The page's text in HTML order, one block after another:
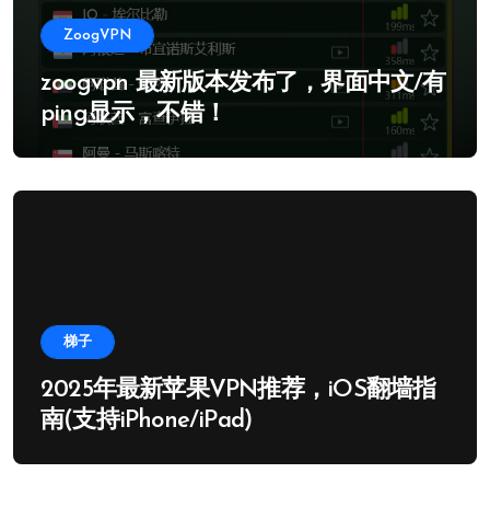
ZoogVPN
zoogvpn 最新版本发布了，界面中文/有
ping显示，不错！
梯子
2025年最新苹果VPN推荐，iOS翻墙指
南(支持iPhone/iPad)